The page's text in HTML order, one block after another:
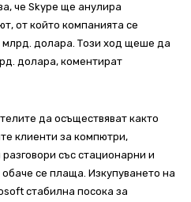
че Skype ще анулира
от който компанията се
долара. Този ход щеше да
долара, коментират
да осъществяват както
клиенти за компютри,
със стационарни и
се плаща. Изкупуването на
стабилна посока за